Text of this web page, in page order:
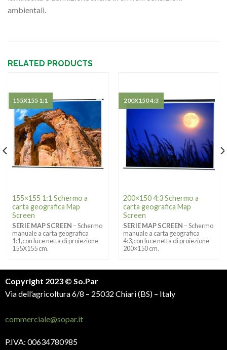
ambientali.
RELATED PRODUCTS
155×155 1:1 Schermo a
carta geografica Map
Screen
SERIE MAP SCREEN – Schermo
manuale a carta geografica
1:1,con luce netta di proiezione
155X155 cm.
155X155 1:1
200×150 4:3 Schermo a
carta geografica Map
Screen
SERIE MAP SCREEN – Schermo
manuale a carta geografica
4:3,con luce netta di proiezione
200×150 cm.
200X150 4:3
Copyright 2023 © So.Par
Via dell’agricoltura 6/8 – 25032 Chiari (BS) – Italy
commerciale@sopar.it
P.IVA: 00634780985